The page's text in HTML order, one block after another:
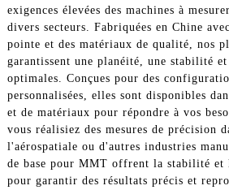
exigences élevées des machines à
divers secteurs. Fabriquées en Chine
pointe et des matériaux de qualité, nos
garantissent une planéité, une stabilité
optimales. Conçues pour des
personnalisées, elles sont disponibles
et de matériaux pour répondre à vos
vous réalisiez des mesures de précision
l'aérospatiale ou d'autres industries
de base pour MMT offrent la stabilité et
pour garantir des résultats précis et